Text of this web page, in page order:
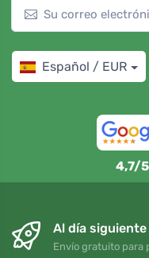
Español / EUR
4,7/5
Al día
Envío gratuito para